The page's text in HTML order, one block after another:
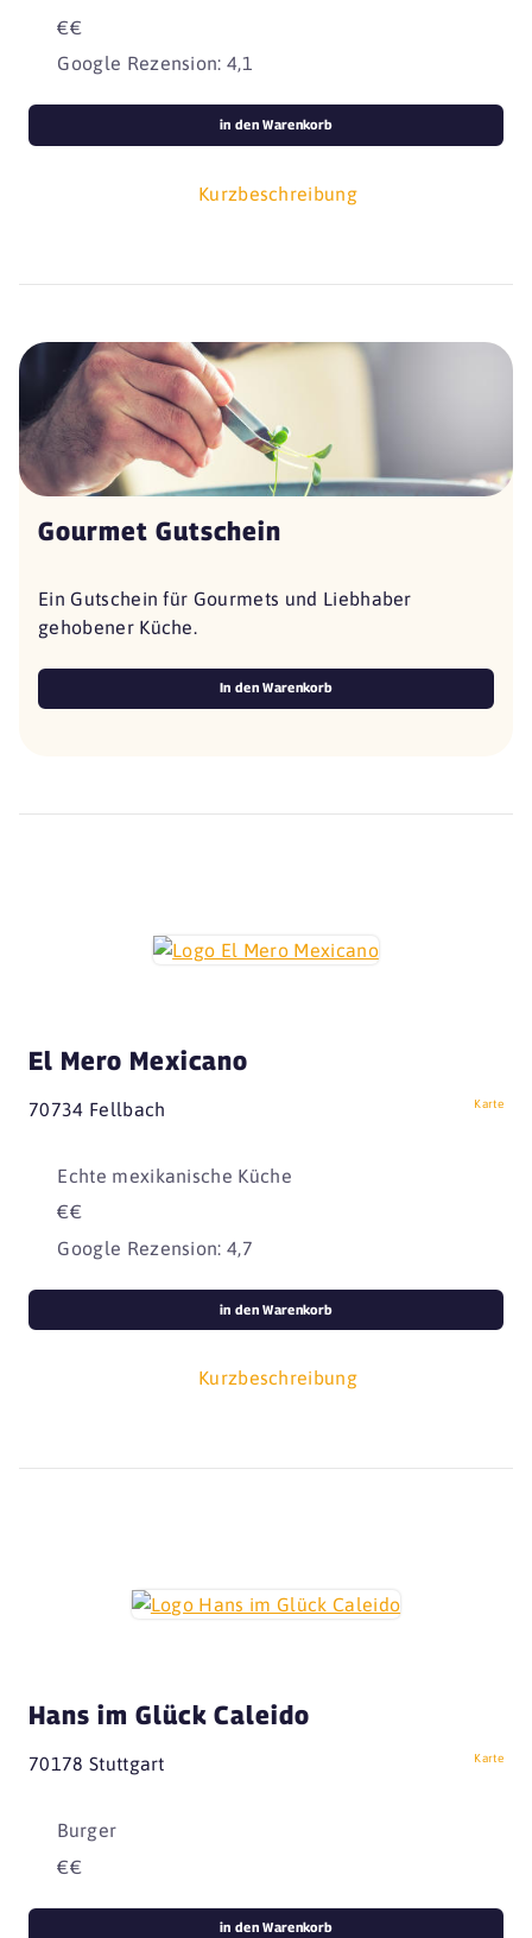
€€
Google Rezension: 4,1
Kurzbeschreibung
in den Warenkorb
Gourmet Gutschein
Ein Gutschein für Gourmets und Liebhaber
gehobener Küche.
In den Warenkorb
El Mero Mexicano
70734 Fellbach Karte
Echte mexikanische Küche
€€
Google Rezension: 4,7
Kurzbeschreibung
in den Warenkorb
Hans im Glück Caleido
70178 Stuttgart Karte
Burger
€€
in den Warenkorb